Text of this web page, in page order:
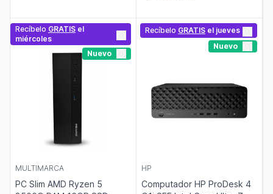
Recíbelo GRATIS el
miércoles
Nuevo
MULTIMARCA
PC Slim AMD Ryzen 5
Recíbelo GRATIS el jueves
Nuevo
HP
Computador HP ProDesk 4